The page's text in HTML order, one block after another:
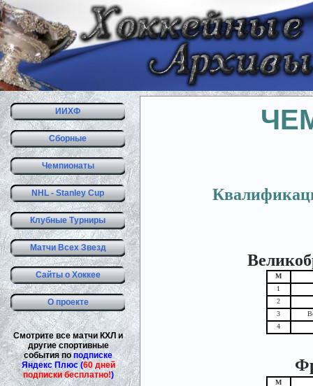
ИИХФ
Сборные
Чемпионаты
NHL - Stanley Cup
Клубные Турниры
Матчи Всех Звезд
Сайты о Хоккее
О проекте
Смотрите все матчи КХЛ и
другие спортивные
события поподписке
Яндекс Плюс (60 дней
подписки бесплатно!)
М
1
2
3
4
М